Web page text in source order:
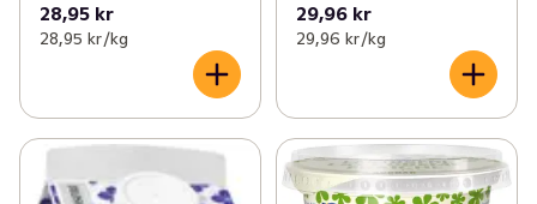
28,95 kr
28,95 kr /kg
29,96 kr
29,96 kr /kg